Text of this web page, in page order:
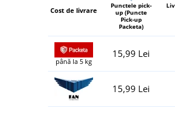
Cost de livrare
Punctele pick-
up (Puncte
Pick-up
Packeta)
până la 5 kg
15,99 Lei
15,99 Lei